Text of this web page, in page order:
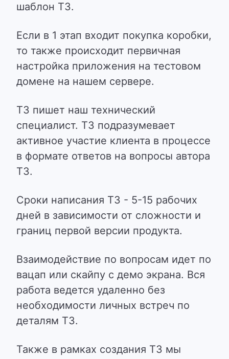
шаблон ТЗ.
Если в 1 этап входит покупка коробки,
то также происходит первичная
настройка приложения на тестовом
домене на нашем сервере.
ТЗ пишет наш технический
специалист. ТЗ подразумевает
активное участие клиента в процессе
в формате ответов на вопросы автора
ТЗ.
Сроки написания ТЗ - 5-15 рабочих
дней в зависимости от сложности и
границ первой версии продукта.
Взаимодействие по вопросам идет по
вацап или скайпу с демо экрана. Вся
работа ведется удаленно без
необходимости личных встреч по
деталям ТЗ.
Также в рамках создания ТЗ мы